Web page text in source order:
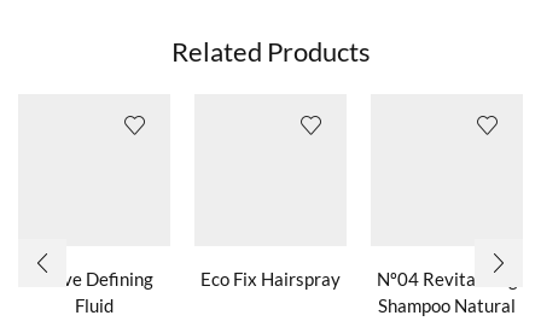
Related Products
Wave Defining
Fluid
Eco Fix Hairspray
Nº04 Revitalizing
Shampoo Natural